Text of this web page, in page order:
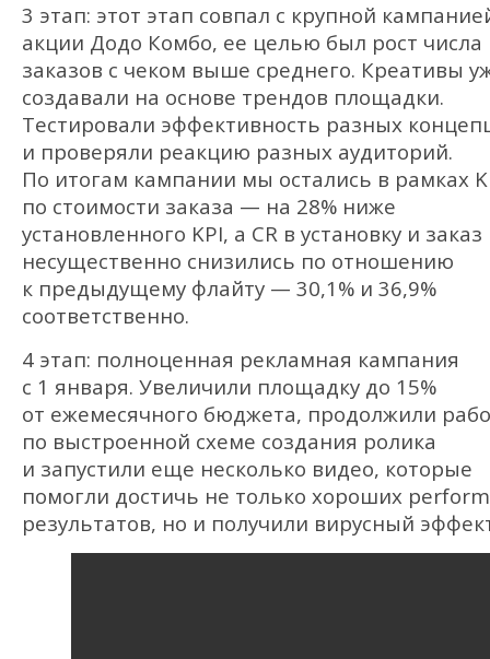
3 этап: этот этап совпал с крупной
акции Додо Комбо, ее целью был рост числа
заказов с чеком выше среднего. Креативы
создавали на основе трендов площадки.
Тестировали эффективность разных
и проверяли реакцию разных аудиторий.
По итогам кампании мы остались в рамках
по стоимости заказа — на 28% ниже
установленного KPI, а CR в установку и заказ
несущественно снизились по отношению
к предыдущему флайту — 30,1% и 36,9%
соответственно.
4 этап: полноценная рекламная кампания
с 1 января. Увеличили площадку до 15%
от ежемесячного бюджета, продолжили
по выстроенной схеме создания ролика
и запустили еще несколько видео, которые
помогли достичь не только хороших
результатов, но и получили вирусный